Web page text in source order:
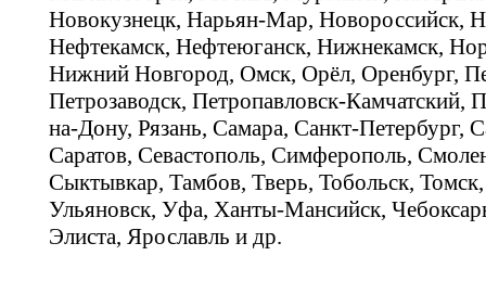
Новокузнецк, Нарьян-Мар, Новороссийск,
Нефтекамск, Нефтеюганск, Нижнекамск,
Нижний Новгород, Омск, Орёл, Оренбург,
Петрозаводск, Петропавловск-Камчатский,
на-Дону, Рязань, Самара, Санкт-Петербург,
Саратов, Севастополь, Симферополь,
Сыктывкар, Тамбов, Тверь, Тобольск,
Ульяновск, Уфа, Ханты-Мансийск,
Элиста, Ярославль и др.